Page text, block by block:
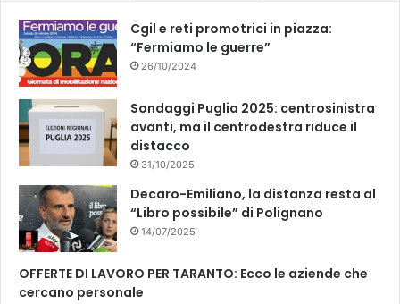
e
k
Cgil e reti promotrici in piazza:
“Fermiamo le guerre”
26/10/2024
Sondaggi Puglia 2025: centrosinistra
avanti, ma il centrodestra riduce il
distacco
31/10/2025
Decaro-Emiliano, la distanza resta al
“Libro possibile” di Polignano
14/07/2025
OFFERTE DI LAVORO PER TARANTO: Ecco le aziende che
cercano personale